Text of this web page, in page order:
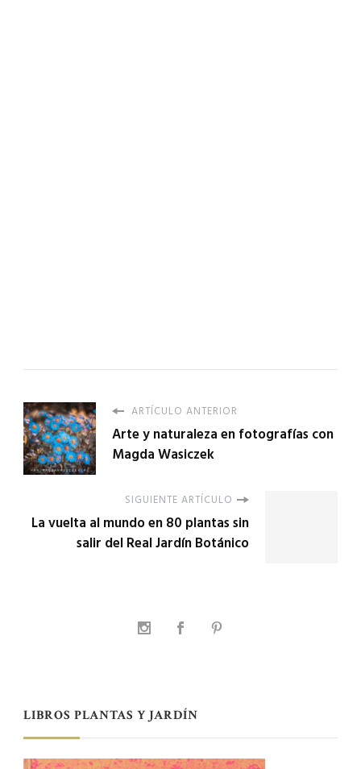
ARTÍCULO ANTERIOR
Arte y naturaleza en fotografías con
Magda Wasiczek
SIGUIENTE ARTÍCULO
La vuelta al mundo en 80 plantas sin
salir del Real Jardín Botánico
LIBROS PLANTAS Y JARDÍN